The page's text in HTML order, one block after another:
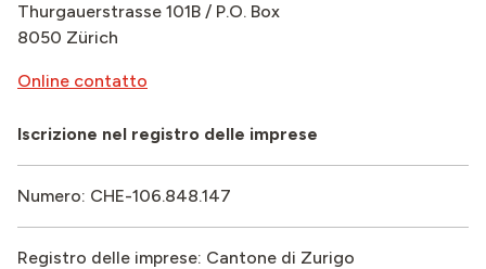
Thurgauerstrasse 101B / P.O. Box
8050 Zürich
Online contatto
Iscrizione nel registro delle imprese
Numero: CHE-106.848.147
Registro delle imprese: Cantone di Zurigo